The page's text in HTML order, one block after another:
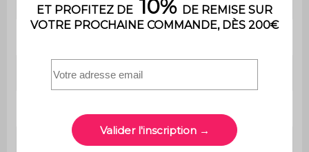
Contient du bois
Usage domestique